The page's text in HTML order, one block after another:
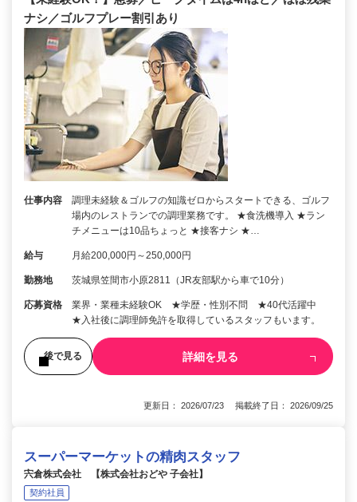
ナシ／ゴルフプレー割引あり
仕事内容
調理未経験＆ゴルフの知識ゼロからスタートできる、ゴルフ
場内のレストランでの調理業務です。 ★食洗機導入 ★ラン
チメニューは10品ちょっと ★接客ナシ ★…
給与 月給200,000円～250,000円
勤務地 茨城県笠間市小原2811（JR友部駅から車で10分）
応募資格
業界・業種未経験OK ★学歴・性別不問 ★40代活躍中
★入社後に調理師免許を取得しているスタッフもいます。
後で見る 詳細を見る
更新日： 2026/07/23 掲載終了日： 2026/09/25
スーパーマーケットの精肉スタッフ
宍倉株式会社 【株式会社おどや 子会社】
契約社員